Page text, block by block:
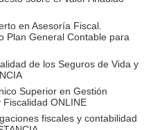
en Asesoría Fiscal.
Plan General Contable para
de los Seguros de Vida y
Superior en Gestión
ONLINE
fiscales y contabilidad